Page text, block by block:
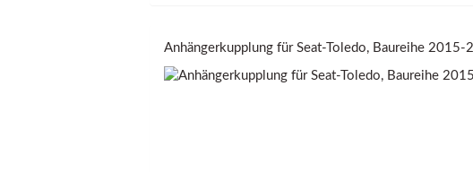
Anhängerkupplung für Seat-Toledo, Baureihe 2015-